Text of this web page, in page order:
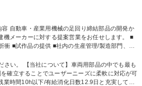
メーカーに対する提案営業をお任せします。 ■
■試作品の提供 ■社内の生産管理/製造部門、金
顧客】いすゞ自動車/三菱ふそうトラック・バス/
でも最も
確立することでユーザーニーズに柔軟に対応が可
時間10h以下/有給消化日数12.9日と充実してお